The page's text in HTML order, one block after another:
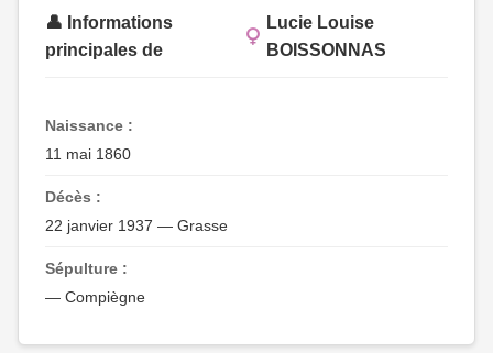
👤 Informations
principales de
Lucie Louise
BOISSONNAS
Naissance :
11 mai 1860
Décès :
22 janvier 1937 — Grasse
Sépulture :
— Compiègne